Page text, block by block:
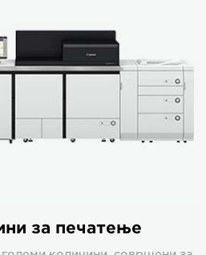
за печатење